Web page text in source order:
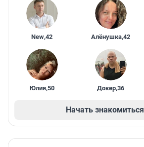
New,42 Алёнушка,42
Юлия,50 Докер,36
Начать знакомиться